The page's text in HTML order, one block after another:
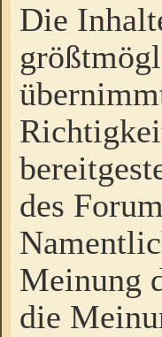
Die
des
Meinung
die